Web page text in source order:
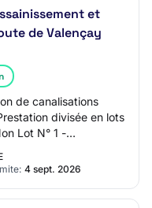
et
de Valençay
de canalisations
divisée en lots
Lot N° 1 -
4 sept. 2026